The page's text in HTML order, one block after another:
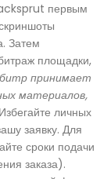
первым
Затем
площадки,
принимает
материалов,
Избегайте личных
заявку. Для
сроки подачи
заказа).